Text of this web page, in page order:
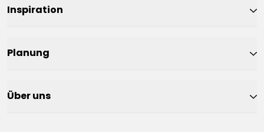
Inspiration
Planung
Über uns